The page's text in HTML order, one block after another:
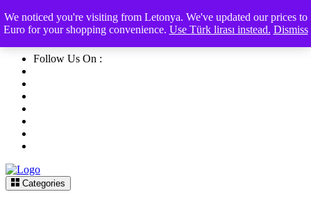
arsakademia.com
arsacademiadanismanlik@gmail.com
Follow Us On :
Categories
We noticed you're visiting from Letonya. We've updated our prices to
Euro for your shopping convenience. Use Türk lirası instead. Dismiss